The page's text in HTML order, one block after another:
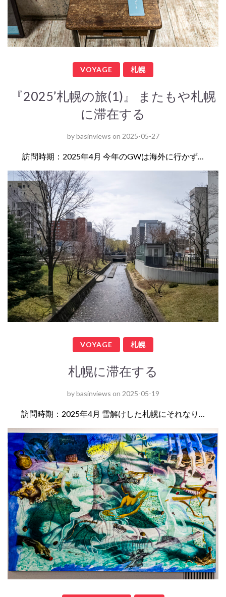
VOYAGE 札幌
『2025’札幌の旅(1)』 またもや札幌
に滞在する
bybasinviews on 2025-05-27
訪問時期：2025年4月 今年のGWは海外に行かず…
VOYAGE 札幌
札幌に滞在する
bybasinviews on 2025-05-19
訪問時期：2025年4月 雪解けした札幌にそれなり…